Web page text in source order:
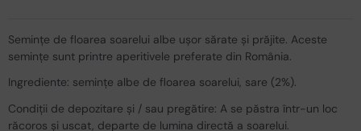
Semințe de floarea soarelui albe ușor sărate și prăjite. Aceste
semințe sunt printre aperitivele preferate din România.
Ingrediente: semințe albe de floarea soarelui, sare (2%).
Condiții de depozitare și / sau pregătire: A se păstra într-un loc
răcoros și uscat, departe de lumina directă a soarelui.